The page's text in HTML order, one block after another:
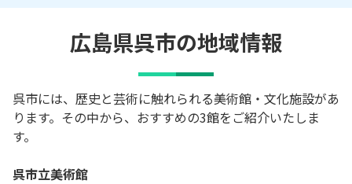
広島県呉市の地域情報
呉市には、歴史と芸術に触れられる美術館・文化施設があ
ります。その中から、おすすめの3館をご紹介いたしま
す。
呉市立美術館